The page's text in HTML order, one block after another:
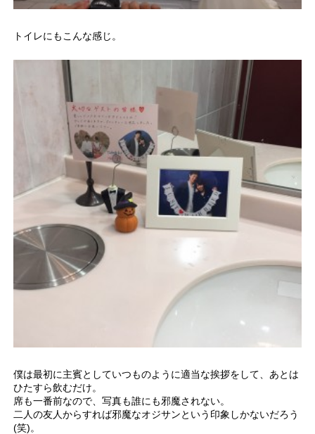
トイレにもこんな感じ。
僕は最初に主賓としていつものように適当な挨拶をして、あとは
ひたすら飲むだけ。
席も一番前なので、写真も誰にも邪魔されない。
二人の友人からすれば邪魔なオジサンという印象しかないだろう
(笑)。